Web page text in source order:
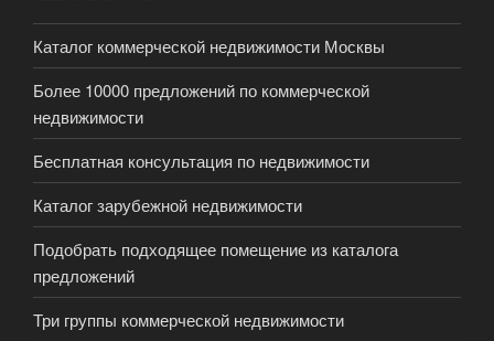
Каталог коммерческой недвижимости Москвы
Более 10000 предложений по коммерческой
недвижимости
Бесплатная консультация по недвижимости
Каталог зарубежной недвижимости
Подобрать подходящее помещение из каталога
предложений
Три группы коммерческой недвижимости